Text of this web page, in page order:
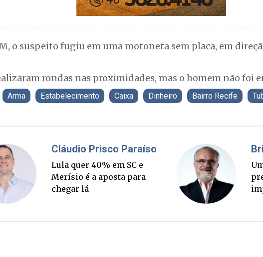
o suspeito fugiu em uma motoneta sem placa, em
rondas nas proximidades, mas o homem não foi
Arma Estabelecimento Caixa Dinheiro Bairro Recife
Fabiano Bordignon
Ponte Anita Garibaldi virou
palanque eleitoral